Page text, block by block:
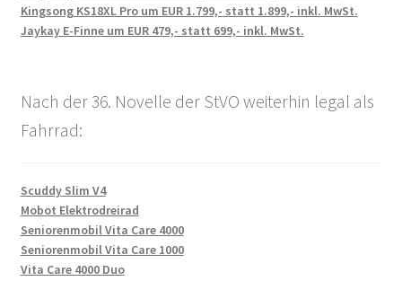
Kingsong KS18XL Pro um EUR 1.799,- statt 1.899,- inkl. MwSt.
Jaykay E-Finne um EUR 479,- statt 699,- inkl. MwSt.
Nach der 36. Novelle der StVO weiterhin legal als
Fahrrad:
Scuddy Slim V4
Mobot Elektrodreirad
Seniorenmobil Vita Care 4000
Seniorenmobil Vita Care 1000
Vita Care 4000 Duo